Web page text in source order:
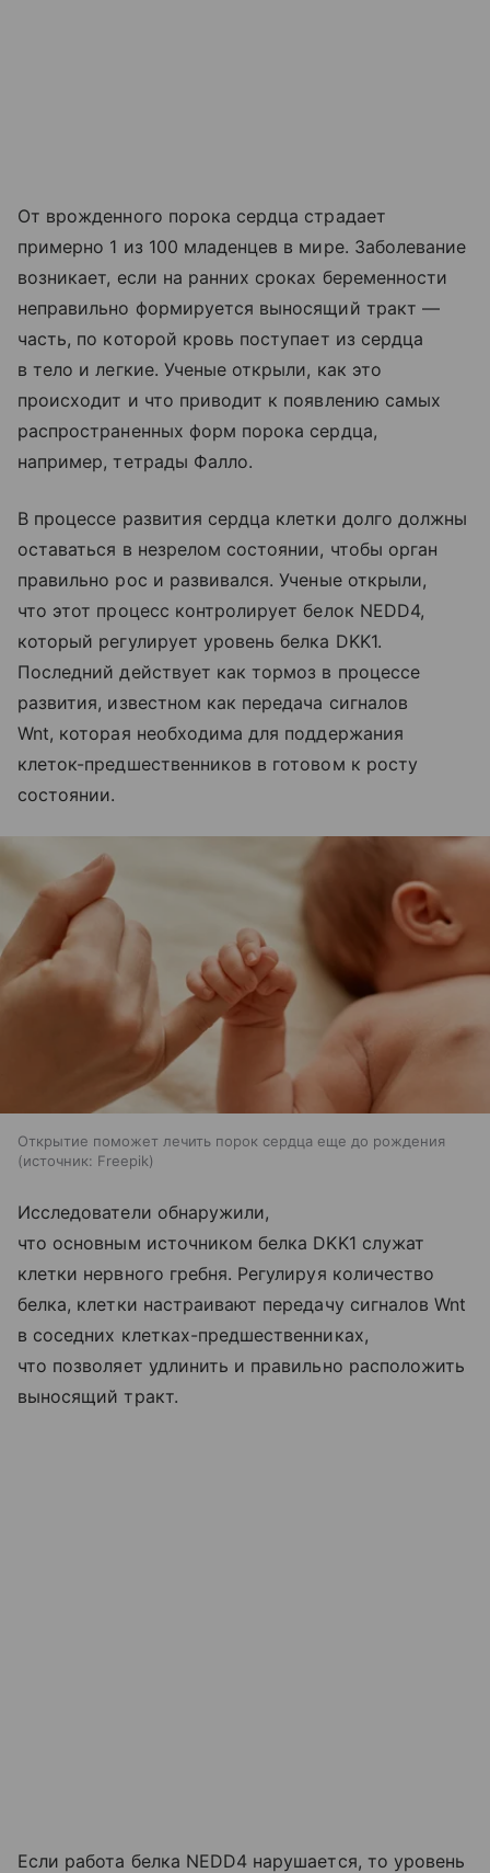
От врожденного порока сердца страдает
примерно 1 из 100 младенцев в мире. Заболевание
возникает, если на ранних сроках беременности
неправильно формируется выносящий тракт —
часть, по которой кровь поступает из сердца
в тело и легкие. Ученые открыли, как это
происходит и что приводит к появлению самых
распространенных форм порока сердца,
например, тетрады Фалло.
В процессе развития сердца клетки долго должны
оставаться в незрелом состоянии, чтобы орган
правильно рос и развивался. Ученые открыли,
что этот процесс контролирует белок NEDD4,
который регулирует уровень белка DKK1.
Последний действует как тормоз в процессе
развития, известном как передача сигналов
Wnt, которая необходима для поддержания
клеток-предшественников в готовом к росту
состоянии.
Открытие поможет лечить порок сердца еще до рождения
источник: Freepik
Исследователи обнаружили,
что основным источником белка DKK1 служат
клетки нервного гребня. Регулируя количество
белка, клетки настраивают передачу сигналов Wnt
в соседних клетках-предшественниках,
что позволяет удлинить и правильно расположить
выносящий тракт.
Если работа белка NEDD4 нарушается, то уровень